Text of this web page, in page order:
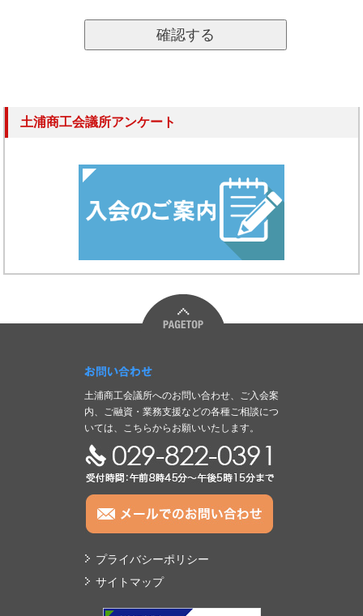
土浦商工会議所アンケート
お問い合わせ
土浦商工会議所へのお問い合わせ、ご入会案
内、ご融資・業務支援などの各種ご相談につ
いては、こちらからお願いいたします。
TEL:029-822-0391
プライバシーポリシー
サイトマップ